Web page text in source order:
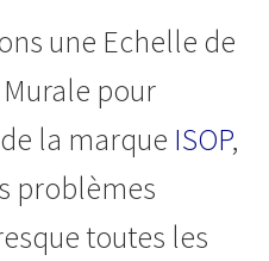
une Echelle de
pour
la marque ISOP,
problèmes
toutes les